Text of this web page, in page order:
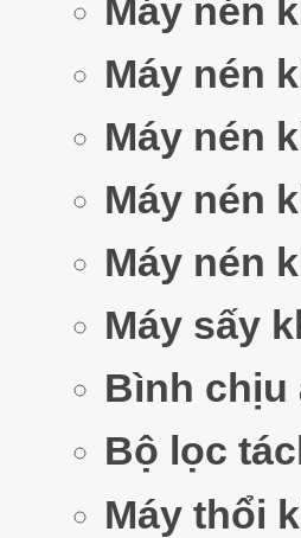
Máy nén
Máy nén
Máy nén
Máy nén
Máy nén
Máy sấy
Bình chịu
Bộ lọc
Máy thổi